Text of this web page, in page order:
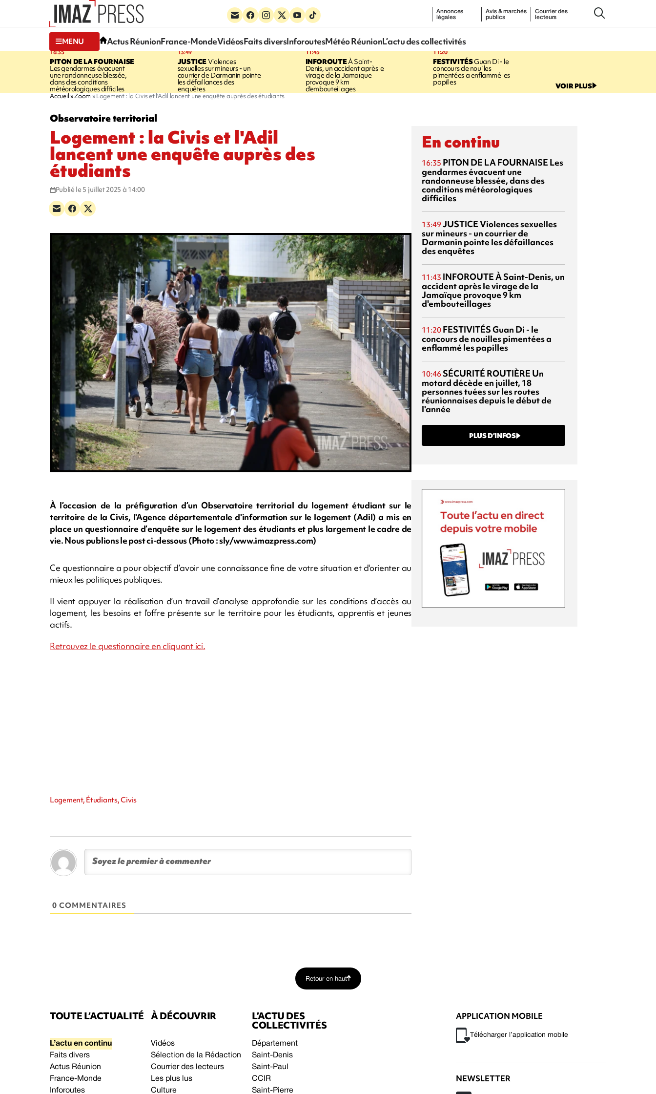
Annonces
légales
Avis & marchés
publics
Courrier des
lecteurs
MENU Actus RéunionFrance-MondeVidéosFaits diversInforoutesMétéo RéunionL’actu des collectivités
16:35
PITON DE LA FOURNAISE
Les gendarmes évacuent
une randonneuse blessée,
dans des conditions
météorologiques difficiles
13:49
JUSTICEViolences
sexuelles sur mineurs - un
courrier de Darmanin pointe
les défaillances des
enquêtes
11:43
INFOROUTEÀ Saint-
Denis, un accident après le
virage de la Jamaïque
provoque 9 km
d'embouteillages
11:20
FESTIVITÉSGuan Di - le
concours de nouilles
pimentées a enflammé les
papilles VOIR PLUS
Accueil Zoom Logement : la Civis et l'Adil lancent une enquête auprès des étudiants
Observatoire territorial
Logement : la Civis et l'Adil
lancent une enquête auprès des
étudiants
Publié le 5 juillet 2025 à 14:00
À l’occasion de la préfiguration d’un Observatoire territorial du logement étudiant sur le
territoire de la Civis, l'Agence départementale d'information sur le logement (Adil) a mis en
place un questionnaire d’enquête sur le logement des étudiants et plus largement le cadre de
vie. Nous publions le post ci-dessous (Photo : sly/www.imazpress.com)
Ce questionnaire a pour objectif d’avoir une connaissance fine de votre situation et d'orienter au
mieux les politiques publiques.
Il vient appuyer la réalisation d’un travail d’analyse approfondie sur les conditions d’accès au
logement, les besoins et l’offre présente sur le territoire pour les étudiants, apprentis et jeunes
actifs.
Retrouvez le questionnaire en cliquant ici.
Logement, Étudiants, Civis
0 COMMENTAIRES
En continu
16:35 PITON DE LA FOURNAISE Les
gendarmes évacuent une
randonneuse blessée, dans des
conditions météorologiques
difficiles
13:49 JUSTICEViolences sexuelles
sur mineurs - un courrier de
Darmanin pointe les défaillances
des enquêtes
11:43 INFOROUTEÀ Saint-Denis, un
accident après le virage de la
Jamaïque provoque 9 km
d'embouteillages
11:20 FESTIVITÉSGuan Di - le
concours de nouilles pimentées a
enflammé les papilles
10:46 SÉCURITÉ ROUTIÈRE Un
motard décède en juillet, 18
personnes tuées sur les routes
réunionnaises depuis le début de
l'année
PLUS D’INFOS
Retour en haut
TOUTE L’ACTUALITÉ
L’actu en continu
Faits divers
Actus Réunion
France-Monde
Inforoutes
À DÉCOUVRIR
Vidéos
Sélection de la Rédaction
Courrier des lecteurs
Les plus lus
Culture
L’ACTU DES
COLLECTIVITÉS
Département
Saint-Denis
Saint-Paul
CCIR
Saint-Pierre
APPLICATION MOBILE
Télécharger l’application mobile
NEWSLETTER